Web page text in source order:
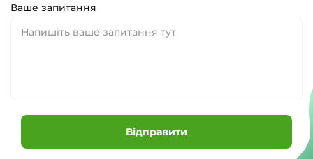
Ваше запитання
Відправити